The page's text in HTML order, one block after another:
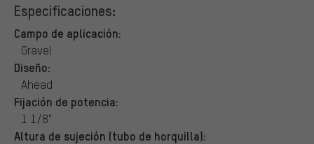
Especificaciones:
Campo de aplicación:
Gravel
Diseño:
Ahead
Fijación de potencia:
1 1/8"
Altura de sujeción (tubo de horquilla):